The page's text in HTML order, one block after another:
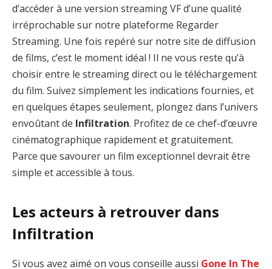
d’accéder à une version streaming VF d’une qualité
irréprochable sur notre plateforme Regarder
Streaming. Une fois repéré sur notre site de diffusion
de films, c’est le moment idéal ! Il ne vous reste qu’à
choisir entre le streaming direct ou le téléchargement
du film. Suivez simplement les indications fournies, et
en quelques étapes seulement, plongez dans l’univers
envoûtant de Infiltration. Profitez de ce chef-d’œuvre
cinématographique rapidement et gratuitement.
Parce que savourer un film exceptionnel devrait être
simple et accessible à tous.
Les acteurs à retrouver dans
Infiltration
Si vous avez aimé on vous conseille aussi Gone In The